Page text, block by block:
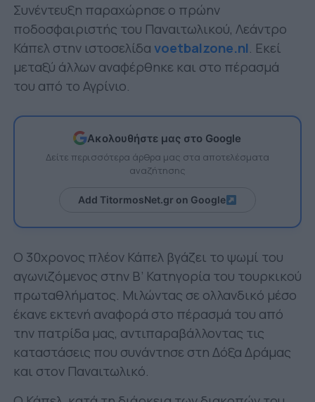
Συνέντευξη παραχώρησε ο πρώην
ποδοσφαιριστής του Παναιτωλικού, Λεάντρο
Κάπελ στην ιστοσελίδαvoetbalzone.nl. Εκεί
μεταξύ άλλων αναφέρθηκε και στο πέρασμά
του από το Αγρίνιο.
Ακολουθήστε μας στο Google
Δείτε περισσότερα άρθρα μας στα αποτελέσματα
αναζήτησης
Add TitormosNet.gr on Google
Ο 30χρονος πλέον Κάπελ βγάζει το ψωμί του
αγωνιζόμενος στην Β’ Κατηγορία του τουρκικού
πρωταθλήματος. Μιλώντας σε ολλανδικό μέσο
έκανε εκτενή αναφορά στο πέρασμά του από
την πατρίδα μας, αντιπαραβάλλοντας τις
καταστάσεις που συνάντησε στη Δόξα Δράμας
και στον Παναιτωλικό.